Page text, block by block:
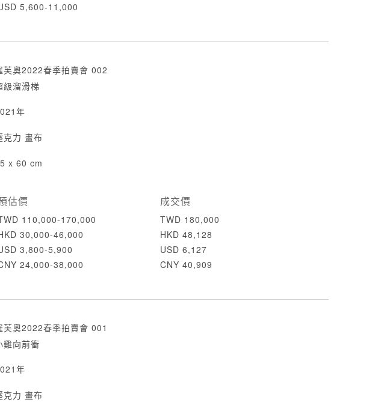
5,600-11,000
芙奧2022春季拍賣會 002
級溜滑梯
年
克力 畫布
x 60 cm
估價
110,000-170,000
30,000-46,000
3,800-5,900
24,000-38,000
成交價
TWD 180,000
HKD 48,128
USD 6,127
CNY 40,909
芙奧2022春季拍賣會 001
雞向前衝
年
克力 畫布